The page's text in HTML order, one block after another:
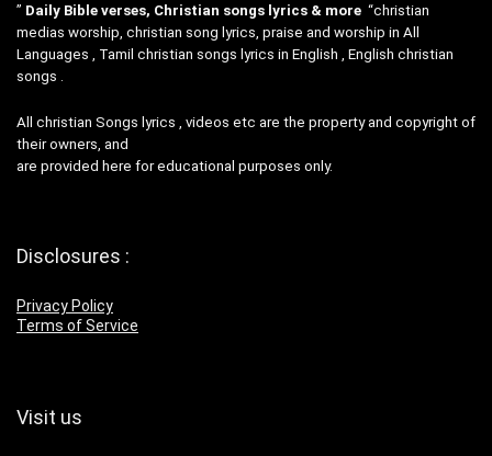
” Daily Bible verses, Christian songs lyrics & more “christian
medias worship, christian song lyrics, praise and worship in All
Languages , Tamil christian songs lyrics in English , English christian
songs .
All christian Songs lyrics , videos etc are the property and copyright of
their owners, and
are provided here for educational purposes only.
Disclosures :
Privacy Policy
Terms of Service
Visit us